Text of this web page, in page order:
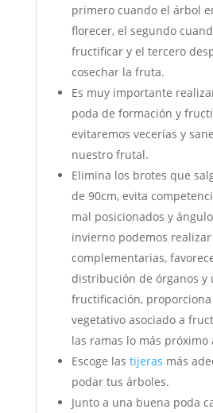
primero cuando el árbol
florecer, el segundo
fructificar y el tercero
cosechar la fruta.
Es muy importante
poda de formación y
evitaremos vecerías y
nuestro frutal.
Elimina los brotes que
de 90cm, evita
mal posicionados y
invierno podemos
complementarias,
distribución de órganos y
fructificación,
vegetativo asociado a
las ramas lo más próximo
Escoge las tijeras más
podar tus árboles.
Junto a una buena poda